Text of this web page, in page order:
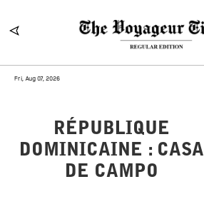
Fri, Aug 07, 2026
RÉPUBLIQUE
DOMINICAINE : CASA
DE CAMPO